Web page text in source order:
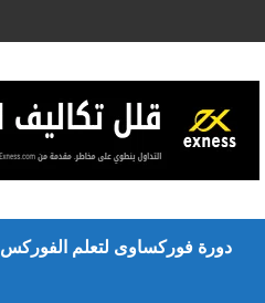
دورة فوركساوى لتعلم الفوركس